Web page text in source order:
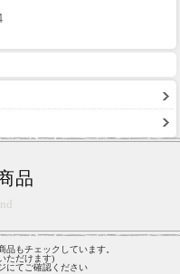
品
品もチェックしています。
ただけます)
にてご確認ください